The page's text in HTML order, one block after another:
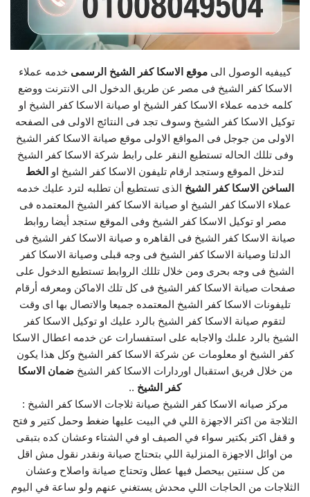
كييفيه الوصول الى موقع الاسكا كفر الشيخ الرسمى خدمه عملاء
الاسكا كفر الشيخ فى مصر عن طريق الدخول الى الانترنت ووضع
كلمه خدمه عملاء الاسكا كفر الشيخ او صيانة الاسكا كفر الشيخ او
توكيل الاسكا كفر الشيخ وسوف تجد فى النتائج الاولى فى الصفحه
الاولى من جوجل فى المواقع الاولى موقع صيانة الاسكا كفر الشيخ
وفى تللك الحاله تستطيع النقر على رابط شركة الاسكا كفر الشيخ
لتدخل الموقع وستجد ارقام تليفون الاسكا كفر الشيخ او الخط
الساخن الاسكا كفر الشيخ الذى تستطيع أن تطلبه لترد عليك خدمه
عملاء الاسكا كفر الشيخ او صيانة الاسكا كفر الشيخ المعتمده فى
مصر او توكيل الاسكا كفر الشيخ وفى الموقع ستجد أيضا روابط
صيانة الاسكا كفر الشيخ فى القاهره و صيانة الاسكا كفر الشيخ فى
الدلتا وصيانة الاسكا كفر الشيخ فى وجه قبلى وصيانة الاسكا كفر
الشيخ فى وجه بحرى ومن خلال تللك الروابط تستطيع الدخول على
صفحات صيانة الاسكا كفر الشيخ فى كل تلك الاماكن ومعرفه أرقام
تليفونات الاسكا كفر الشيخ المعتمده جميعا والاتصال بها اى وقت
لتقوم صيانة الاسكا كفر الشيخ بالرد عليك او توكيل الاسكا كفر
الشيخ بالرد علىك والاجابه على استفسارات عن خدمه اعطال الاسكا
كفر الشيخ او معلومات عن شركة الاسكا كفر الشيخ وكل هذا يكون
من خلال فريق استقبال اوردارات الاسكا كفر الشيخضمان الاسكا
كفر الشيخ ..
مركز صيانه الاسكا كفر الشيخ صيانة ثلاجات الاسكا كفر الشيخ :
الثلاجة من اكتر الاجهزة اللي في البيت عليها ضغط وحمل كتير و فتح
و قفل اكتر بكتير سواء في الصيف او في الشتاء وعشان كده بتبقى
من اوائل الاجهزة المنزلية اللي بتحتاج صيانة ونقدر نقول مش اقل
من كل سنتين بيحصل فيها عطل وتحتاج صيانة واصلاح وعشان
الثلاجات من الحاجات اللي محدش يستغني عنهم ولو ساعة في اليوم